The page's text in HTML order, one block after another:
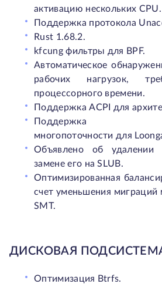
активацию нескольких CPU.
Поддержка протокола
Rust 1.68.2.
kfcung фильтры для BPF.
Автоматическое
рабочих нагрузок,
процессорного времени.
Поддержка ACPI для
Поддержка
многопоточности для
Объявлено об удалении
замене его на SLUB.
Оптимизированная
счет уменьшения
SMT.
ДИСКОВАЯ
Оптимизация Btrfs.